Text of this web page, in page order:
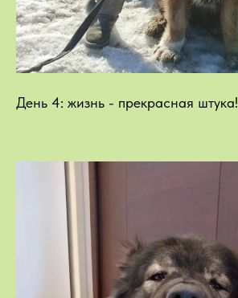
День 4: жизнь - прекрасная штука!